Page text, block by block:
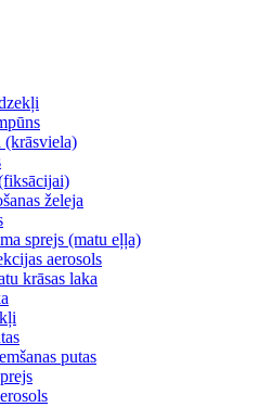
(krāsviela)
želeja
sprejs (matu eļļa)
aerosols
krāsas laka
putas